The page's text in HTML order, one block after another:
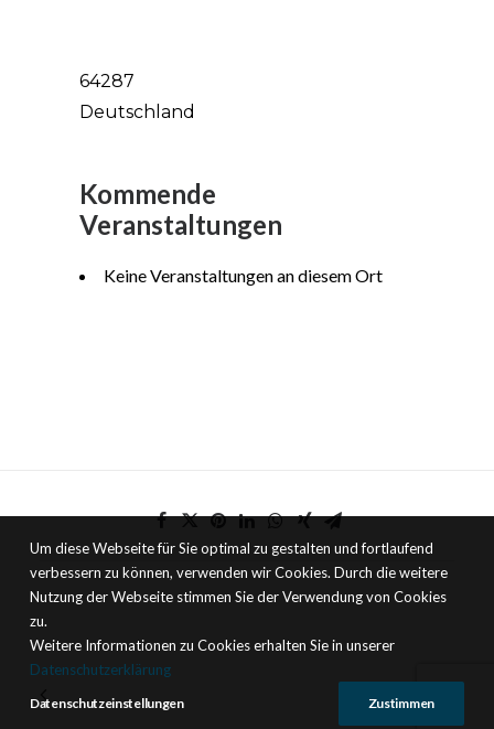
64287
Deutschland
Kommende
Veranstaltungen
Keine Veranstaltungen an diesem Ort
Um diese Webseite für Sie optimal zu gestalten und fortlaufend
verbessern zu können, verwenden wir Cookies. Durch die weitere
Nutzung der Webseite stimmen Sie der Verwendung von Cookies
zu.
Weitere Informationen zu Cookies erhalten Sie in unserer
Datenschutzerklärung
Datenschutzeinstellungen Zustimmen